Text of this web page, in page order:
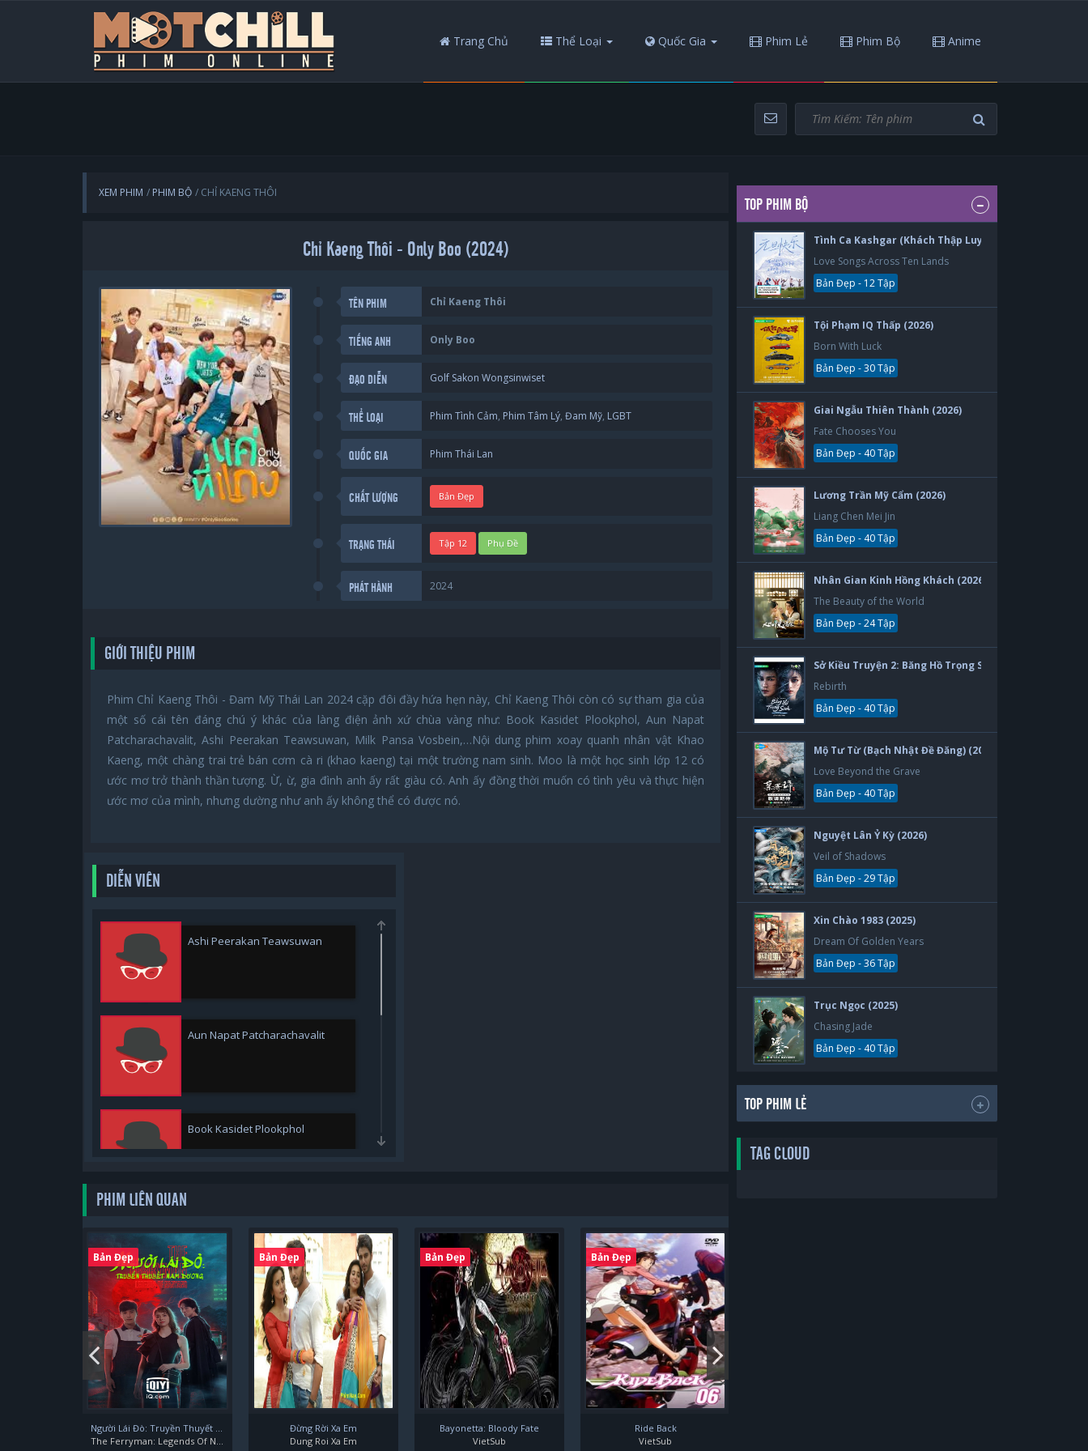
Trang Chủ Thể Loại Quốc Gia Phim Lẻ Phim Bộ Anime
XEM PHIM PHIM BỘ CHỈ KAENG THÔI
Chỉ Kaeng Thôi - Only Boo (2024)
TÊN PHIM Chỉ Kaeng Thôi
TIẾNG ANH Only Boo
ĐẠO DIỄN Golf Sakon Wongsinwiset
THỂ LOẠI Phim Tình Cảm, Phim Tâm Lý,Đam Mỹ, LGBT
QUỐC GIA Phim Thái Lan
CHẤT LƯỢNG Bản Đẹp
TRẠNG THÁI Tập 12 Phụ Đề
PHÁT HÀNH 2024
GIỚI THIỆU PHIM
Phim Chỉ Kaeng Thôi - Đam Mỹ Thái Lan 2024 cặp đôi đầy hứa hẹn này, Chỉ Kaeng Thôi còn có sự tham gia của
một số cái tên đáng chú ý khác của làng điện ảnh xứ chùa vàng như: Book Kasidet Plookphol, Aun Napat
Patcharachavalit, Ashi Peerakan Teawsuwan, Milk Pansa Vosbein,…Nội dung phim xoay quanh nhân vật Khao
Kaeng, một chàng trai trẻ bán cơm cà ri (khao kaeng) tại một trường nam sinh. Moo là một học sinh lớp 12 có
ước mơ trở thành thần tượng. Ừ, ừ, gia đình anh ấy rất giàu có. Anh ấy đồng thời muốn có tình yêu và thực hiện
ước mơ của mình, nhưng dường như anh ấy không thể có được nó.
DIỄN VIÊN
Ashi Peerakan Teawsuwan
Aun Napat Patcharachavalit
Book Kasidet Plookphol
Milk Pansa Vosbein
Sea Dechchart Tasilp
PHIM LIÊN QUAN
Bản Đẹp
Người Lái Đò: Truyền Thuyết Nam Dương
The Ferryman: Legends Of Nanyang
Bản Đẹp
Đừng Rời Xa Em
Dung Roi Xa Em
Bản Đẹp
Bayonetta: Bloody Fate
VietSub
Bản Đẹp
Ride Back
VietSub
TOP PHIM BỘ
Tình Ca Kashgar (Khách Thập Luyến Ca) (2026)
Love Songs Across Ten Lands
Bản Đẹp - 12 Tập
Tội Phạm IQ Thấp (2026)
Born With Luck
Bản Đẹp - 30 Tập
Giai Ngẫu Thiên Thành (2026)
Fate Chooses You
Bản Đẹp - 40 Tập
Lương Trần Mỹ Cẩm (2026)
Liang Chen Mei Jin
Bản Đẹp - 40 Tập
Nhân Gian Kinh Hồng Khách (2026)
The Beauty of the World
Bản Đẹp - 24 Tập
Sở Kiều Truyện 2: Băng Hồ Trọng Sinh (2026)
Rebirth
Bản Đẹp - 40 Tập
Mộ Tư Từ (Bạch Nhật Đề Đăng) (2026)
Love Beyond the Grave
Bản Đẹp - 40 Tập
Nguyệt Lân Ỷ Kỳ (2026)
Veil of Shadows
Bản Đẹp - 29 Tập
Xin Chào 1983 (2025)
Dream Of Golden Years
Bản Đẹp - 36 Tập
Trục Ngọc (2025)
Chasing Jade
Bản Đẹp - 40 Tập
TOP PHIM LẺ
TAG CLOUD